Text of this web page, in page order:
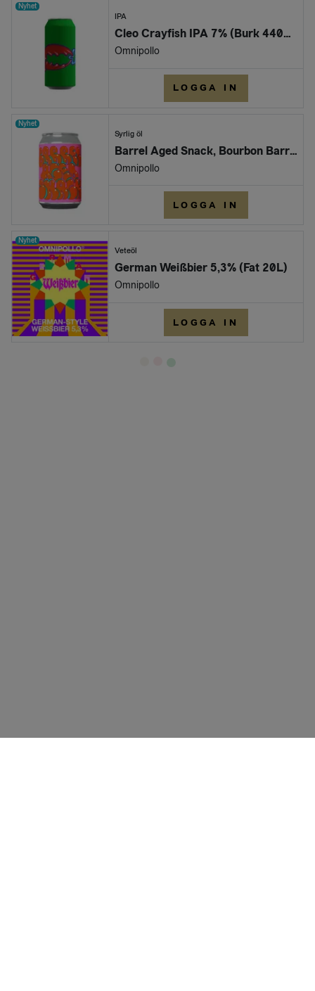
Nyhet
IPA
Cleo Crayfish IPA 7% (Burk 440ml)
Omnipollo
LOGGA IN
Nyhet
Syrlig öl
Barrel Aged Snack, Bourbon Barrel Aged Banana Blackberry Blueberry Coconut Lime Smoothie® Sour 8,0% (6x33cl can)
Omnipollo
LOGGA IN
Nyhet
Veteöl
German Weißbier 5,3% (Fat 20L)
Omnipollo
LOGGA IN